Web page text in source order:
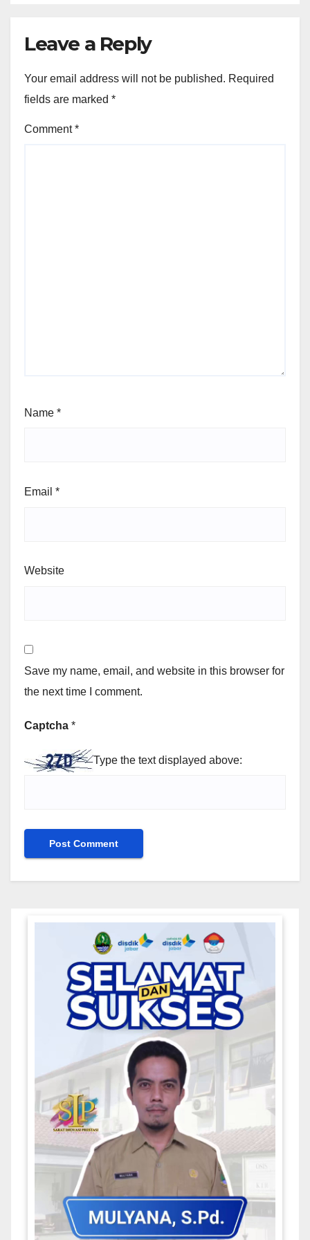
Leave a Reply
Your email address will not be published. Required
fields are marked *
Comment*
Name *
Email *
Website
Save my name, email, and website in this browser for
the next time I comment.
Captcha *
Type the text displayed above: